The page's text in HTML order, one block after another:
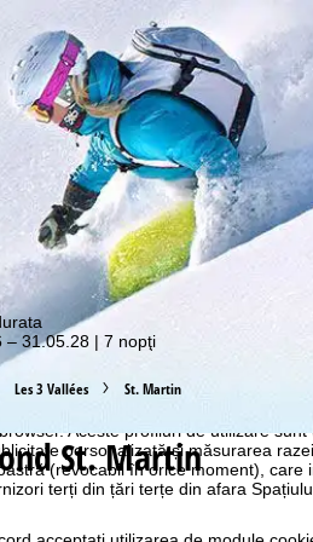
web, utilizăm module cookie
Aceste profiluri de utilizare
personalizată și măsurarea
(revocabil în orice moment),
terți din țări terțe din afara
vă așteaptă!
– 31.05.28 | 7 nopţi
Les 3 Vallées St. Martin
St. Martin